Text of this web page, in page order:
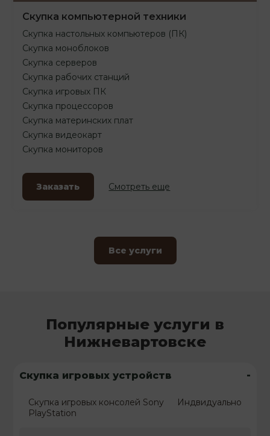
Скупка компьютерной техники
Скупка настольных компьютеров (ПК)
Скупка моноблоков
Скупка серверов
Скупка рабочих станций
Скупка игровых ПК
Скупка процессоров
Скупка материнских плат
Скупка видеокарт
Скупка мониторов
Заказать Смотреть еще
Все услуги
Популярные услуги в
Нижневартовске
Скупка игровых устройств -
Скупка игровых консолей Sony
PlayStation
Индвидуально